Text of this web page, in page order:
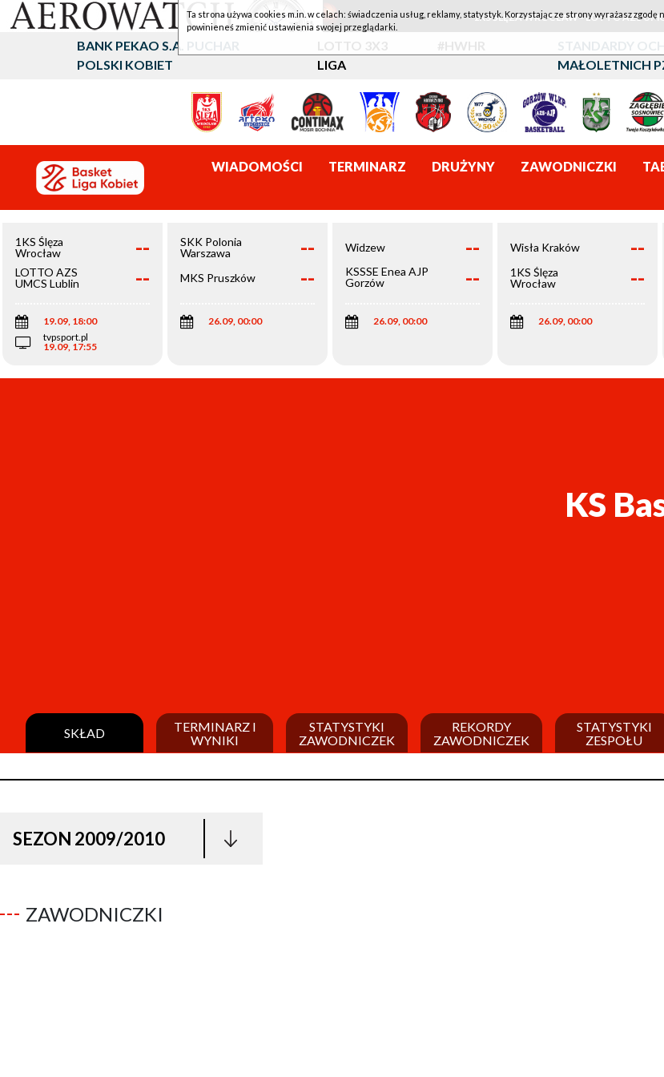
1KS ŚLĘZA WROCŁAW - LOTTO AZS
BANK PEKAO S.A. PUCHAR
POLSKI KOBIET
LOTTO 3X3
LIGA
#HWHR
STANDARDY
MAŁOLETNICH
WIADOMOŚCI TERMINARZ DRUŻYNY ZAWODNICZKI
1KS Ślęza
Wrocław
--
LOTTO AZS
UMCS Lublin
--
19.09, 18:00
tvpsport.pl
19.09, 17:55
SKK Polonia
Warszawa
--
MKS Pruszków --
26.09, 00:00
Widzew --
KSSSE Enea AJP
Gorzów
--
26.09, 00:00
Wisła Kraków --
1KS Ślęza
Wrocław
--
26.09, 00:00
KS
SKŁAD
TERMINARZ I
WYNIKI
STATYSTYKI
ZAWODNICZEK
REKORDY
ZAWODNICZEK
STATYSTYKI
ZESPOŁU
SEZON 2009/2010
ZAWODNICZKI
Ta strona używa cookies m.in. w celach: świadczenia usług, reklamy, statystyk. Korzystając ze strony wyrażasz zgodę
powinieneś zmienić ustawienia swojej przeglądarki.